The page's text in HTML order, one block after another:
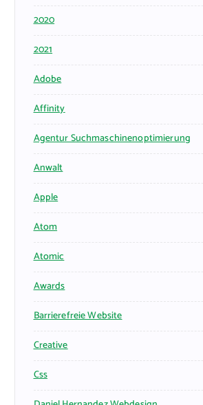
2020
2021
Adobe
Affinity
Agentur Suchmaschinenoptimierung
Anwalt
Apple
Atom
Atomic
Awards
Barrierefreie Website
Creative
Css